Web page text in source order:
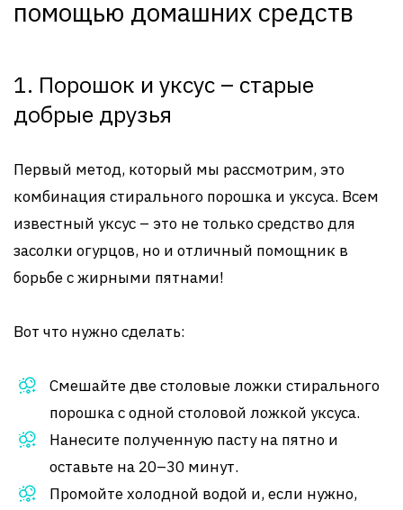
помощью домашних средств
1. Порошок и уксус – старые
добрые друзья
Первый метод, который мы рассмотрим, это
комбинация стирального порошка и уксуса. Всем
известный уксус – это не только средство для
засолки огурцов, но и отличный помощник в
борьбе с жирными пятнами!
Вот что нужно сделать:
Смешайте две столовые ложки стирального
порошка с одной столовой ложкой уксуса.
Нанесите полученную пасту на пятно и
оставьте на 20–30 минут.
Промойте холодной водой и, если нужно,